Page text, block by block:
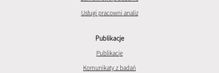
Usługi pracowni analiz
Publikacje
Publikacje
Komunikaty z badań